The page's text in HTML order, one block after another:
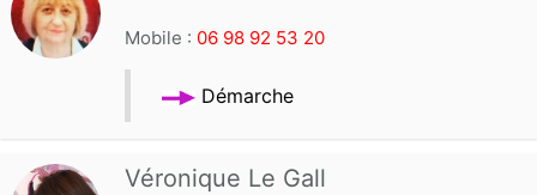
Mobile : 06 98 92 53 20
Démarche
Véronique Le Gall